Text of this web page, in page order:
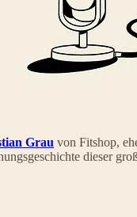
Grau von Fitshop,
dieser